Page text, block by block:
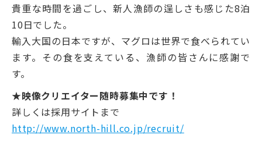
貴重な時間を過ごし、新人漁師の逞しさも感じた8泊
10日でした。
輸入大国の日本ですが、マグロは世界で食べられてい
ます。その食を支えている、漁師の皆さんに感謝で
す。
★映像クリエイター随時募集中です！
詳しくは採用サイトまで
http://www.north-hill.co.jp/recruit/